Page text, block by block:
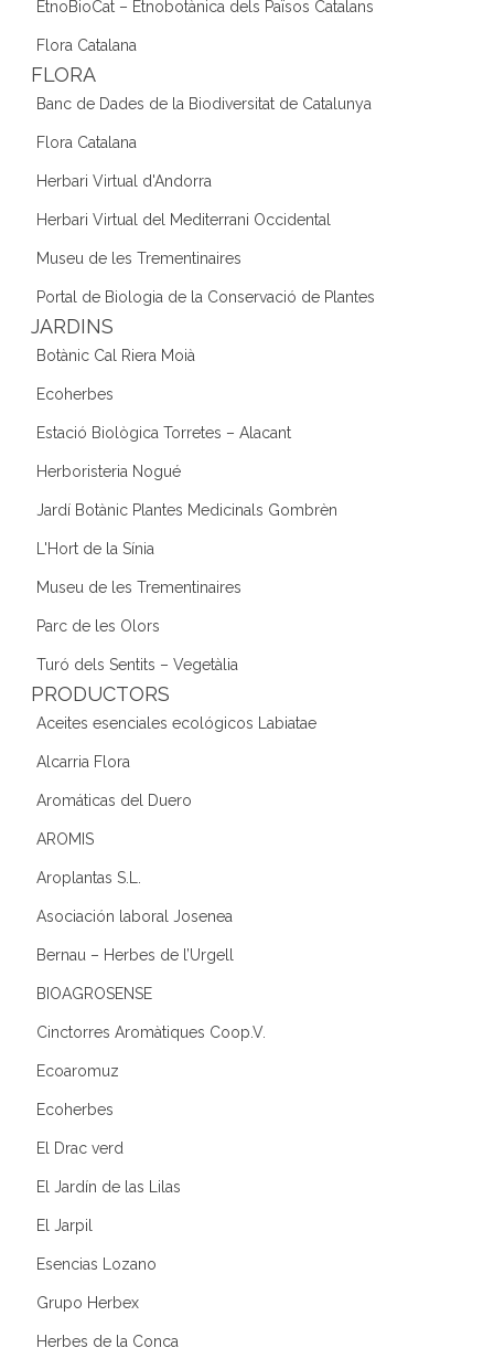
EtnoBioCat – Etnobotànica dels Països Catalans
Flora Catalana
FLORA
Banc de Dades de la Biodiversitat de Catalunya
Flora Catalana
Herbari Virtual d'Andorra
Herbari Virtual del Mediterrani Occidental
Museu de les Trementinaires
Portal de Biologia de la Conservació de Plantes
JARDINS
Botànic Cal Riera Moià
Ecoherbes
Estació Biològica Torretes – Alacant
Herboristeria Nogué
Jardí Botànic Plantes Medicinals Gombrèn
L'Hort de la Sínia
Museu de les Trementinaires
Parc de les Olors
Turó dels Sentits – Vegetàlia
PRODUCTORS
Aceites esenciales ecológicos Labiatae
Alcarria Flora
Aromáticas del Duero
AROMIS
Aroplantas S.L.
Asociación laboral Josenea
Bernau – Herbes de l’Urgell
BIOAGROSENSE
Cinctorres Aromàtiques Coop.V.
Ecoaromuz
Ecoherbes
El Drac verd
El Jardín de las Lilas
El Jarpil
Esencias Lozano
Grupo Herbex
Herbes de la Conca